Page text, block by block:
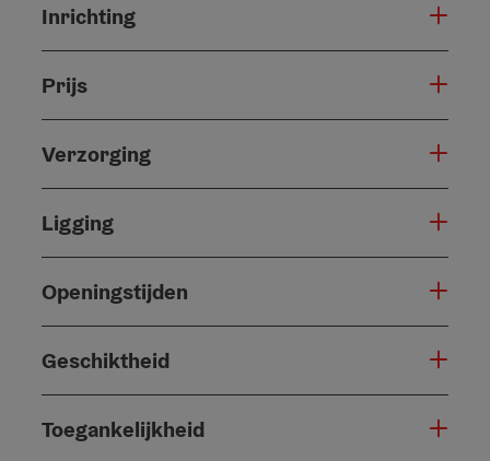
Inrichting
Prijs
Verzorging
Ligging
Openingstijden
Geschiktheid
Toegankelijkheid